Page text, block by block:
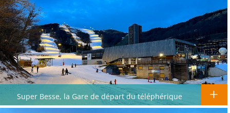
Super Besse, la Gare de départ du téléphérique